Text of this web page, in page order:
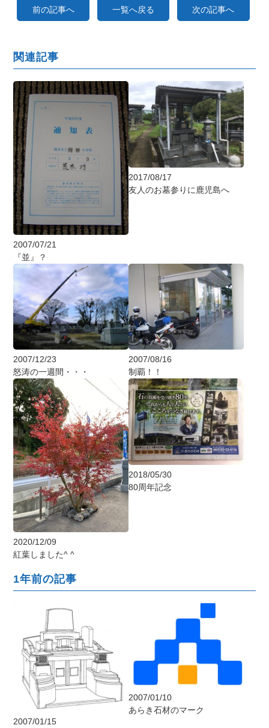
前の記事へ 一覧へ戻る 次の記事へ
関連記事
2007/07/21
『並』？
2017/08/17
友人のお墓参りに鹿児島へ
2007/12/23
怒涛の一週間・・・
2007/08/16
制覇！！
2020/12/09
紅葉しました^ ^
2018/05/30
80周年記念
1年前の記事
2007/01/15
2007/01/10
あらき石材のマーク